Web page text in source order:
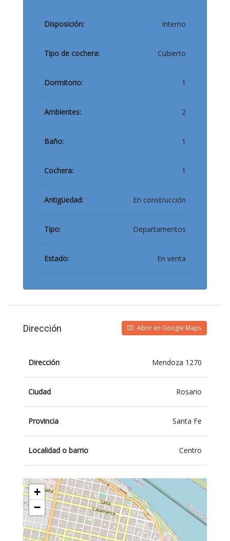
Disposición: Interno
Tipo de cochera: Cubierto
Dormitorio: 1
Ambientes: 2
Baño: 1
Cochera: 1
Antigüedad: En construcción
Tipo: Departamentos
Estado: En venta
Dirección Abrir en Google Maps
Dirección Mendoza 1270
Ciudad Rosario
Provincia Santa Fe
Localidad o barrio Centro
+
−